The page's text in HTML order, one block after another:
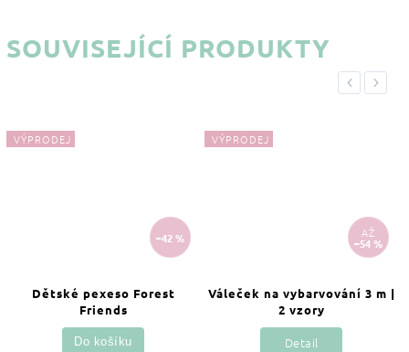
SOUVISEJÍCÍ PRODUKTY
Previous
VÝPRODEJ
–42 %
Dětské pexeso Forest
Friends
Do košíku
VÝPRODEJ
AŽ
–54 %
Váleček na vybarvování 3 m |
2 vzory
Detail
Next